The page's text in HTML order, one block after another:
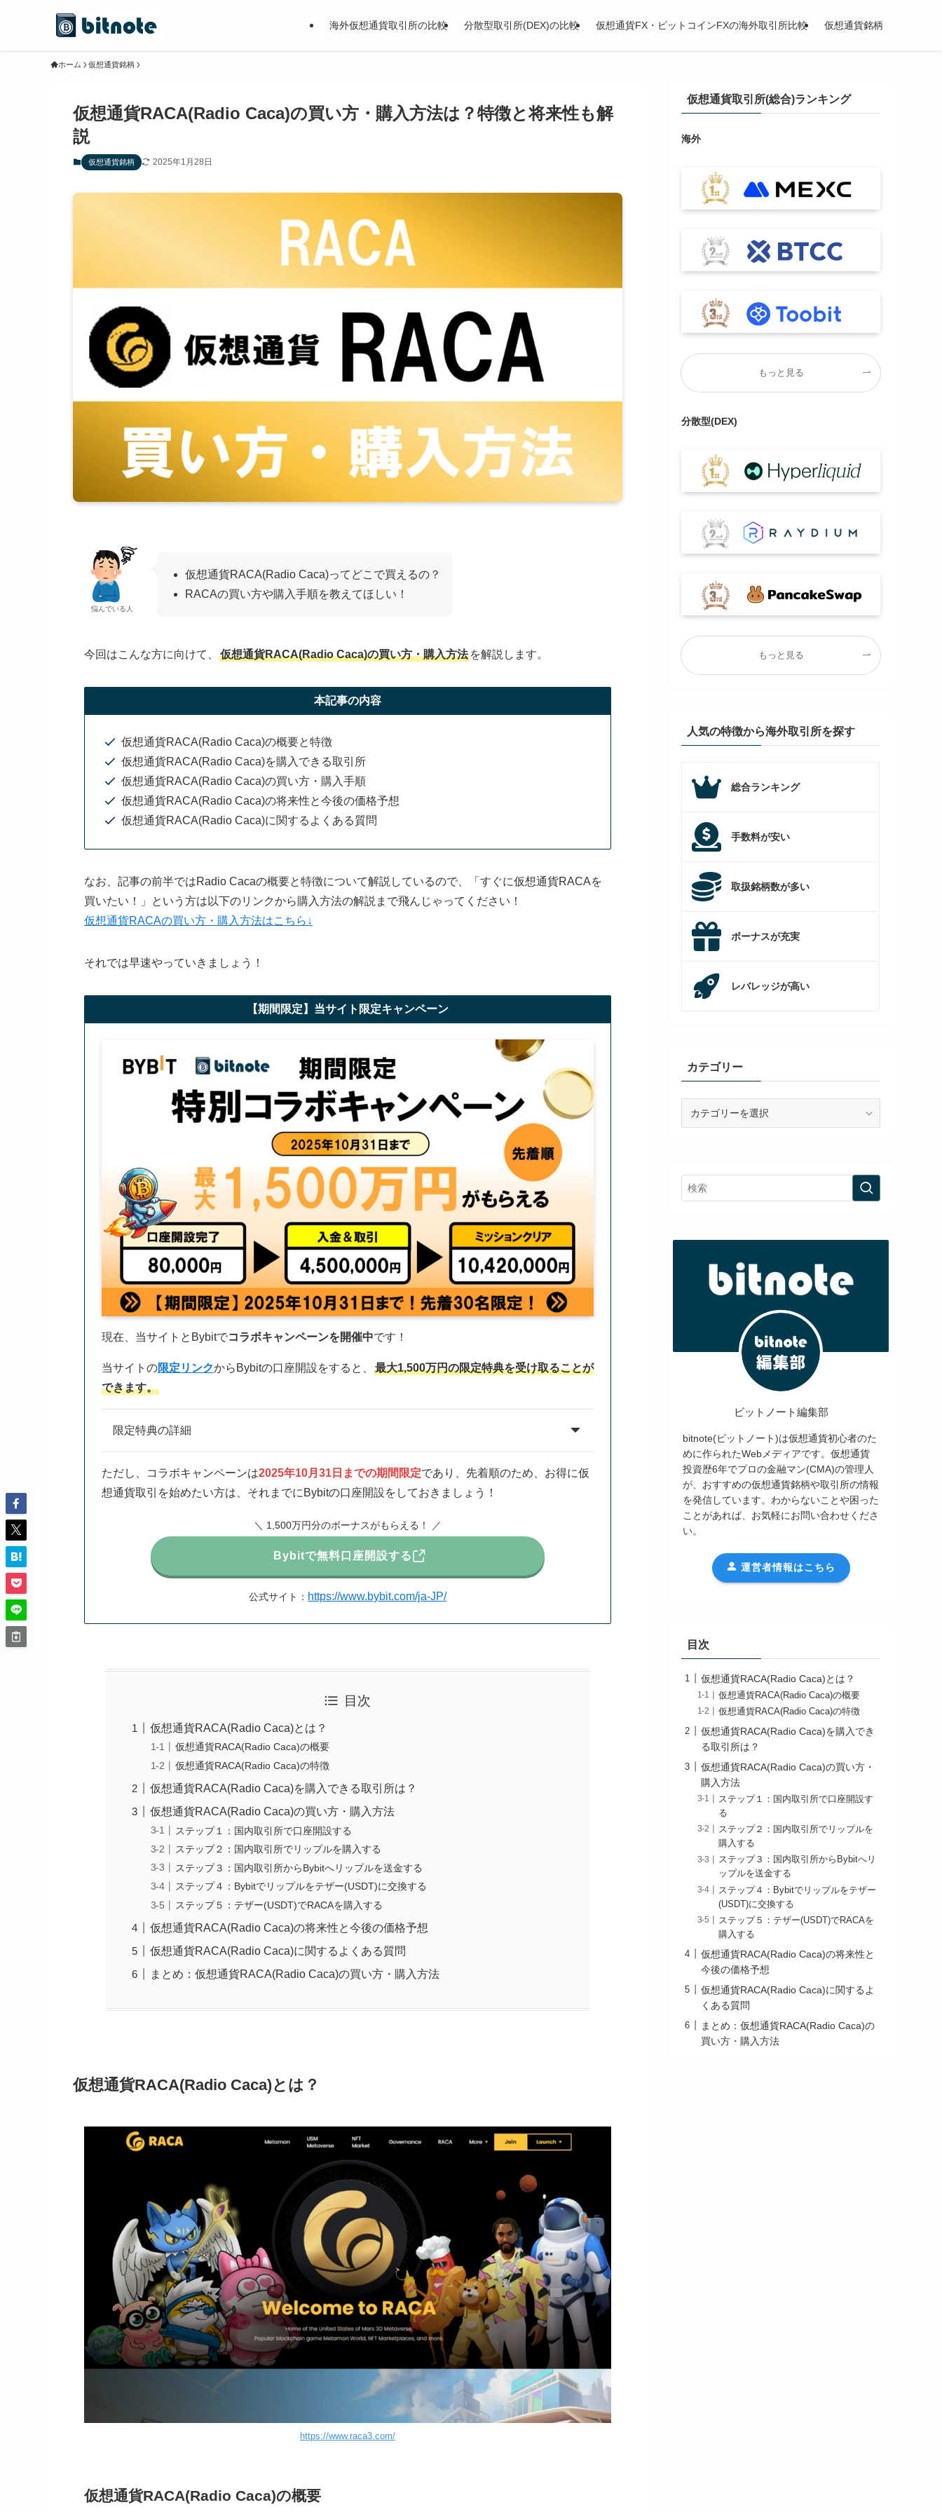
海外仮想通貨取引所の比較 分散型取引所(DEX)の比較 仮想通貨FX・ビットコインFXの海外取引所比較 仮想通貨銘柄
ホーム 仮想通貨銘柄
仮想通貨RACA(Radio Caca)の買い方・購入方法は？特徴と将来性も解
説
仮想通貨銘柄 2025年1月28日
悩んでいる人
仮想通貨RACA(Radio Caca)ってどこで買えるの？
RACAの買い方や購入手順を教えてほしい！
今回はこんな方に向けて、 仮想通貨RACA(Radio Caca)の買い方・購入方法 を解説します。
本記事の内容
仮想通貨RACA(Radio Caca)の概要と特徴
仮想通貨RACA(Radio Caca)を購入できる取引所
仮想通貨RACA(Radio Caca)の買い方・購入手順
仮想通貨RACA(Radio Caca)の将来性と今後の価格予想
仮想通貨RACA(Radio Caca)に関するよくある質問
なお、記事の前半ではRadio Cacaの概要と特徴について解説しているので、「すぐに仮想通貨RACAを
買いたい！」という方は以下のリンクから購入方法の解説まで飛んじゃってください！
仮想通貨RACAの買い方・購入方法はこちら↓
それでは早速やっていきましょう！
【期間限定】当サイト限定キャンペーン
現在、当サイトとBybitでコラボキャンペーンを開催中です！
当サイトの限定リンクからBybitの口座開設をすると、
最大1,500万円の限定特典を受け取ることが
できます。
限定特典の詳細
ただし、コラボキャンペーンは2025年10月31日までの期間限定であり、先着順のため、お得に仮
想通貨取引を始めたい方は、それまでにBybitの口座開設をしておきましょう！
＼ 1,500万円分のボーナスがもらえる！ ／
Bybitで無料口座開設する
公式サイト： https://www.bybit.com/ja-JP/
目次
仮想通貨RACA(Radio Caca)とは？
仮想通貨RACA(Radio Caca)の概要
仮想通貨RACA(Radio Caca)の特徴
仮想通貨RACA(Radio Caca)を購入できる取引所は？
仮想通貨RACA(Radio Caca)の買い方・購入方法
ステップ１：国内取引所で口座開設する
ステップ２：国内取引所でリップルを購入する
ステップ３：国内取引所からBybitへリップルを送金する
ステップ４：Bybitでリップルをテザー(USDT)に交換する
ステップ５：テザー(USDT)でRACAを購入する
仮想通貨RACA(Radio Caca)の将来性と今後の価格予想
仮想通貨RACA(Radio Caca)に関するよくある質問
まとめ：仮想通貨RACA(Radio Caca)の買い方・購入方法
仮想通貨RACA(Radio Caca)とは？
https://www.raca3.com/
仮想通貨RACA(Radio Caca)の概要
仮想通貨取引所(総合)ランキング
海外
もっと見る
分散型(DEX)
もっと見る
人気の特徴から海外取引所を探す
総合ランキング
手数料が安い
取扱銘柄数が多い
ボーナスが充実
レバレッジが高い
カテゴリー
ビットノート編集部
bitnote(ビットノート)は仮想通貨初心者のた
めに作られたWebメディアです。仮想通貨
投資歴6年でプロの金融マン(CMA)の管理人
が、おすすめの仮想通貨銘柄や取引所の情報
を発信しています。わからないことや困った
ことがあれば、お気軽にお問い合わせくださ
い。
運営者情報はこちら
目次
仮想通貨RACA(Radio Caca)とは？
仮想通貨RACA(Radio Caca)の概要
仮想通貨RACA(Radio Caca)の特徴
仮想通貨RACA(Radio Caca)を購入でき
る取引所は？
仮想通貨RACA(Radio Caca)の買い方・
購入方法
ステップ１：国内取引所で口座開設す
る
ステップ２：国内取引所でリップルを
購入する
ステップ３：国内取引所からBybitへリ
ップルを送金する
ステップ４：Bybitでリップルをテザー
(USDT)に交換する
ステップ５：テザー(USDT)でRACAを
購入する
仮想通貨RACA(Radio Caca)の将来性と
今後の価格予想
仮想通貨RACA(Radio Caca)に関するよ
くある質問
まとめ：仮想通貨RACA(Radio Caca)の
買い方・購入方法